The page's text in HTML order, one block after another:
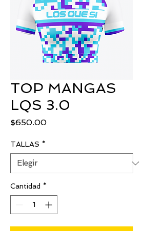
TOP MANGAS
LQS 3.0
$650.00Precio
TALLAS *
Cantidad *